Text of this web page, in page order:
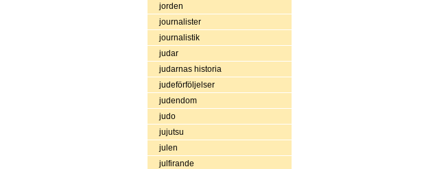
jorden
journalister
journalistik
judar
judarnas historia
judeförföljelser
judendom
judo
jujutsu
julen
julfirande